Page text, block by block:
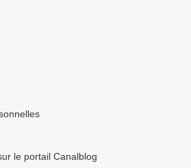
le portail Canalblog